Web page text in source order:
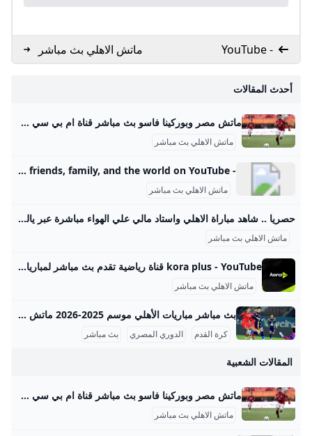
- YouTube
ماتش الاهلي بث مباشر
- اليوم السابع
أحدث المقالات
ماتش مصر وبوركينا فاسو بث مباشر قناة ام بي سي مصر 2 من الممكن مشاهدة مباراة بوركينا فاسو ضد مصر بث مباشر اليوم عبر قنوات SSC السعودية وقنوات أون سبورت المصرية وقناة MBC MASR 2، وأيضًا عن طريق البث المباشر ماتش مصر وبوركينا فاسو بث مباشر قناة ام بي سي مصر 2 Published 16 ساعة agoon 2025-09-09By تركيا اليوموتقام المباراة على ملعب 4 أغسطس بالعاصمة واجادوجو، حيث يسعى الفراعنة إلى تحقيق الفوز وخطف بطاقة التأهل المباشر إلى النهائيات قبل جولتين من نهاية التصفيات، إذ سيرفع الانتصار رصيد المنتخب إلى 22 نقطة تضمن له العبور دون انتظار بقية النتائج.
ماتش الاهلي بث مباشر
- YouTube Enjoy the videos and music you love, upload original content, and share it all with friends, family, and the world on YouTube.
ماتش الاهلي بث مباشر
حصريا .. شاهد مباراة الاهلي واستاد مالي علي الهواء مباشرة عبر ياللاكورة يلاكورة اعضاء وزوار Yallakora.com الكرام، يسعد الموقع ان يبلغكم بأنه حصل بشكل حصري علي حقوق بث ونقل لقائي الاهلي والزمالك في دوري ابطال افريقيا علي الهواء مباشرة. مباريات الغد 06:11 م 14/05/2012 حصريا .. شاهد مباراة الاهلي واستاد مالي علي الهواء مباشرة عبر ياللاكورة تابعنا على كتب - فريق عمل ياللاكورة:اعضاء وزوار Yallakora.com الكرام، يسعد الموقع ان يبلغكم بأنه حصل بشكل حصري علي حقوق بث ونقل لقاء الأهلي واستاد مالي في دوري ابطال افريقيا علي الهواء مباشرة.
ماتش الاهلي بث مباشر
kora plus - YouTube قناة رياضية تقدم بث مباشر لمباريات الدوري وكأس مصر.. ومتابعة الأخبار الحصرية.. وبرامج متنوعة
ماتش الاهلي بث مباشر
بث مباشر مباريات الأهلي موسم 2025-2026 ماتش الأهلي بث مباشر هو حدث رياضي أساسي لعشاق كرة القدم في مصر والوطن العربي، حيث يحظى الفريق الجماهيري الكبير بتغطية إعلامية واهتمام واسع، خصوصًا في موسم 2025-2026 من الدوري المصري الممتاز. تتسم مباريات الأهلي هذا الموسم بالتنافسية والجدية بعد بداية متذبذبة كما يظهر من وضعيته الحالية في جدول الترتيب، حيث يسعى الفريق لاستعادة مستواه المتميز. مواعيد مباريات الأهلي تفصيليًا وفقًا لجدول مباريات الأهلي المعتمد من رابطة الأندية المصرية المحترفة، كان آخر لقاء جماهيري للأهلي في الدوري يوم 14 سبتمبر 2025 ضد إنبي على ملعب المقاولون العرب، في مباراة أقيمت ضمن الجولة السادسة.
كرة القدم الدوري المصري بث مباشر
المقالات الشعبية
ماتش مصر وبوركينا فاسو بث مباشر قناة ام بي سي مصر 2 من الممكن مشاهدة مباراة بوركينا فاسو ضد مصر بث مباشر اليوم عبر قنوات SSC السعودية وقنوات أون سبورت المصرية وقناة MBC MASR 2، وأيضًا عن طريق البث المباشر ماتش مصر وبوركينا فاسو بث مباشر قناة ام بي سي مصر 2 Published 16 ساعة agoon 2025-09-09By تركيا اليوموتقام المباراة على ملعب 4 أغسطس بالعاصمة واجادوجو، حيث يسعى الفراعنة إلى تحقيق الفوز وخطف بطاقة التأهل المباشر إلى النهائيات قبل جولتين من نهاية التصفيات، إذ سيرفع الانتصار رصيد المنتخب إلى 22 نقطة تضمن له العبور دون انتظار بقية النتائج.
ماتش الاهلي بث مباشر